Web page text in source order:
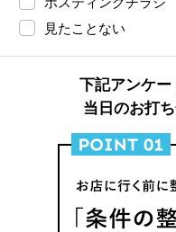
見たことない
下記アンケー
当日のお打